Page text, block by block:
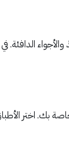
والأجواء
بك. اختر